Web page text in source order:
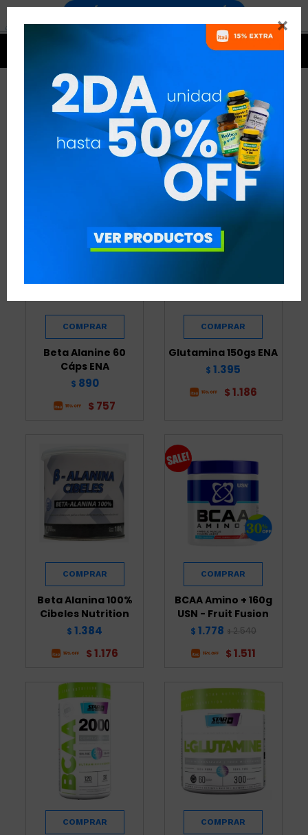

AMINOÁCIDOS
RECOMENDADOS
Beta Alanine 60
Cáps ENA
$ 890
$ 757
Glutamina 150gs ENA
$ 1.395
$ 1.186
Beta Alanina 100%
Cibeles Nutrition
$ 1.384
$ 1.176
BCAA Amino + 160g
USN - Fruit Fusion
$ 1.778 $ 2.540
$ 1.511